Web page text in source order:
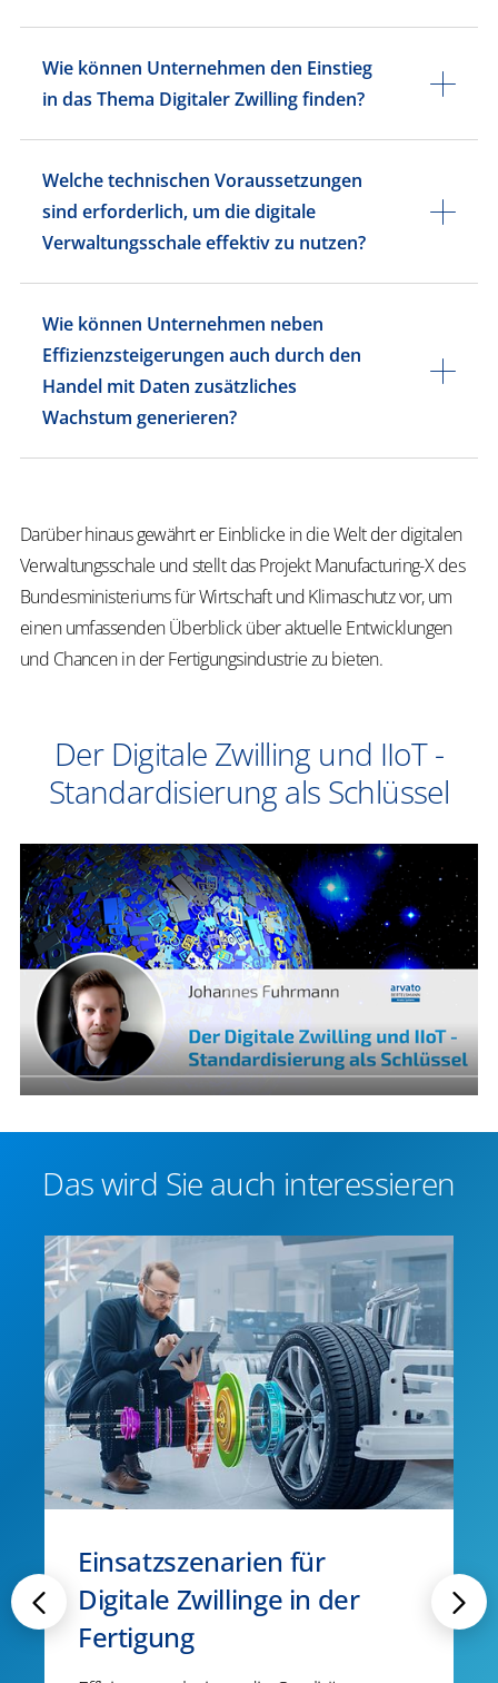
Wie können Unternehmen den Einstieg
in das Thema Digitaler Zwilling finden?
Welche technischen Voraussetzungen
sind erforderlich, um die digitale
Verwaltungsschale effektiv zu nutzen?
Wie können Unternehmen neben
Effizienzsteigerungen auch durch den
Handel mit Daten zusätzliches
Wachstum generieren?
Darüber hinaus gewährt er Einblicke in die Welt der digitalen
Verwaltungsschale und stellt das Projekt Manufacturing-X des
Bundesministeriums für Wirtschaft und Klimaschutz vor, um
einen umfassenden Überblick über aktuelle Entwicklungen
und Chancen in der Fertigungsindustrie zu bieten.
Der Digitale Zwilling und IIoT -
Standardisierung als Schlüssel
Das wird Sie auch interessieren
Einsatzszenarien für
Digitale Zwillinge in der
Fertigung